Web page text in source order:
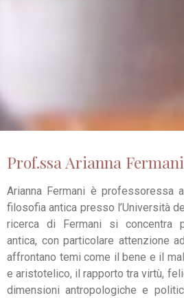
Prof.ssa Arianna Fermani
Arianna Fermani è professoressa
filosofia antica presso l’Università
ricerca di Fermani si concentra
antica, con particolare attenzione
affrontano temi come il bene e il
e aristotelico, il rapporto tra virtù,
dimensioni antropologiche e